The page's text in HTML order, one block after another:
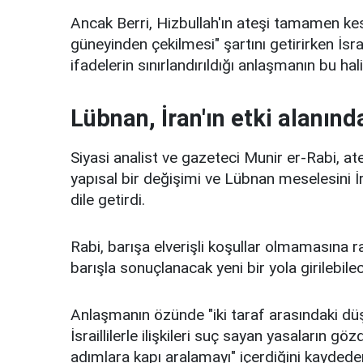
Ancak Berri, Hizbullah'ın ateşi tamamen
güneyinden çekilmesi" şartını getirirken
ifadelerin sınırlandırıldığı anlaşmanın bu
Lübnan, İran'ın etki
Siyasi analist ve gazeteci Munir er-Rabi,
yapısal bir değişimi ve Lübnan meselesini
dile getirdi.
Rabi, barışa elverişli koşullar olmamasına
barışla sonuçlanacak yeni bir yola
Anlaşmanın özünde "iki taraf arasındaki
İsraillilerle ilişkileri suç sayan yasaların
adımlara kapı aralamayı" içerdiğini